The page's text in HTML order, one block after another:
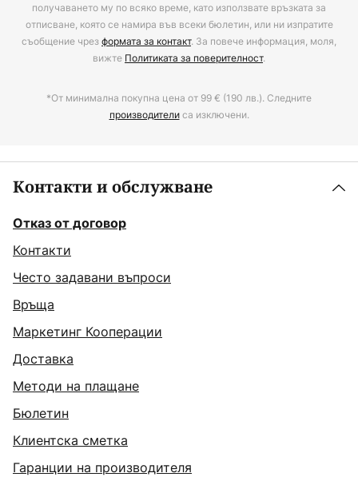
получаването му по всяко време, като използвате връзката за
отписване, която се намира във всеки бюлетин, или ни изпратите
съобщение чрезформата за контакт. За повече информация, моля,
вижте Политиката за поверителност.
*От минимална покупна цена от 99 € (190 лв.). Следните
производителиса изключени.
Контакти и обслужване
Отказ от договор
Контакти
Често задавани въпроси
Връща
Маркетинг Кооперации
Доставка
Методи на плащане
Бюлетин
Клиентска сметка
Гаранции на производителя